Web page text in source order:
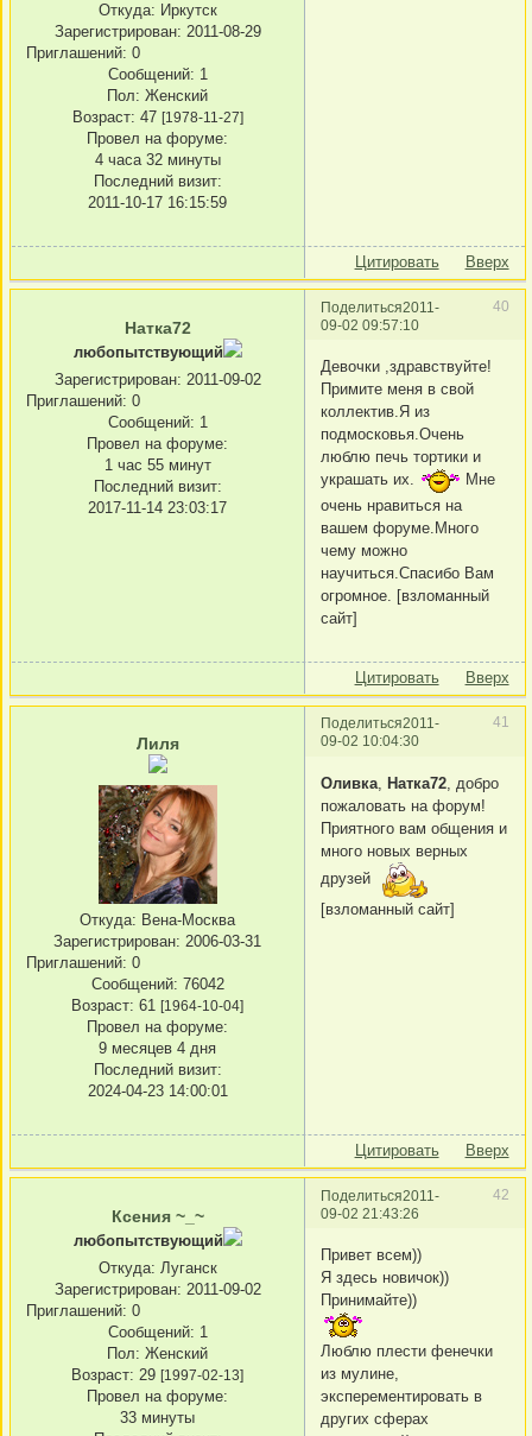
Откуда: Иркутск
Зарегистрирован: 2011-08-29
Приглашений: 0
Сообщений: 1
Пол: Женский
Возраст: 47 [1978-11-27]
Провел на форуме:
4 часа 32 минуты
Последний визит:
2011-10-17 16:15:59
Цитировать Вверх
Поделиться 40
2011-
09-02 09:57:10
Натка72
любопытствующий
Зарегистрирован: 2011-09-02
Приглашений: 0
Сообщений: 1
Провел на форуме:
1 час 55 минут
Последний визит:
2017-11-14 23:03:17
Девочки ,здравствуйте!
Примите меня в свой
коллектив.Я из
подмосковья.Очень
люблю печь тортики и
украшать их.
Мне
очень нравиться на
вашем форуме.Много
чему можно
научиться.Спасибо Вам
огромное. [взломанный
сайт]
Цитировать Вверх
Поделиться 41
2011-
09-02 10:04:30
Лиля
Откуда: Вена-Москва
Зарегистрирован: 2006-03-31
Приглашений: 0
Сообщений: 76042
Возраст: 61 [1964-10-04]
Провел на форуме:
9 месяцев 4 дня
Последний визит:
2024-04-23 14:00:01
Оливка Натка72 , добро
пожаловать на форум!
Приятного вам общения и
много новых верных
друзей
[взломанный сайт]
Цитировать Вверх
Поделиться 42
2011-
09-02 21:43:26
Ксения ~_~
любопытствующий
Откуда: Луганск
Зарегистрирован: 2011-09-02
Приглашений: 0
Сообщений: 1
Пол: Женский
Возраст: 29 [1997-02-13]
Провел на форуме:
33 минуты
Привет всем))
Я здесь новичок))
Принимайте))
Люблю плести фенечки
из мулине,
эксперементировать в
других сферах